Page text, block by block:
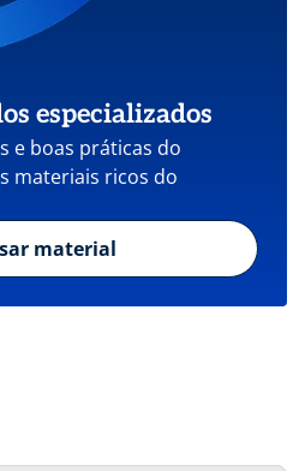
especializados
e boas práticas do
materiais ricos do
material